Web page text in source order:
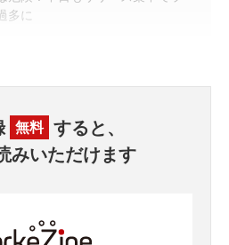
多に
無料 すると、
みいただけます